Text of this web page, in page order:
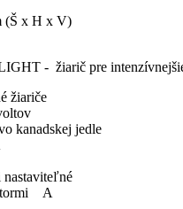
(Š x H x V)
- žiarič pre
žiariče
kanadskej jedle
A